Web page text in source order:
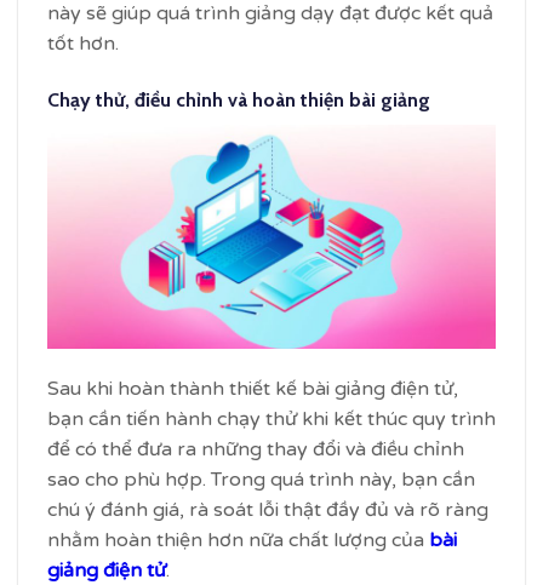
này sẽ giúp quá trình giảng dạy đạt được kết quả
tốt hơn.
Chạy thử, điều chỉnh và hoàn thiện bài giảng
Sau khi hoàn thành thiết kế bài giảng điện tử,
bạn cần tiến hành chạy thử khi kết thúc quy trình
để có thể đưa ra những thay đổi và điều chỉnh
sao cho phù hợp. Trong quá trình này, bạn cần
chú ý đánh giá, rà soát lỗi thật đầy đủ và rõ ràng
nhằm hoàn thiện hơn nữa chất lượng của bài
giảng điện tử.